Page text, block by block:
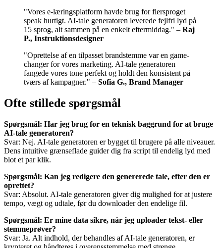
"Vores e-læringsplatform havde brug for flersproget
speak hurtigt. AI-tale generatoren leverede fejlfri lyd på
15 sprog, alt sammen på en enkelt eftermiddag." – Raj
P., Instruktionsdesigner
"Oprettelse af en tilpasset brandstemme var en game-
changer for vores marketing. AI-tale generatoren
fangede vores tone perfekt og holdt den konsistent på
tværs af kampagner." – Sofia G., Brand Manager
Ofte stillede spørgsmål
Spørgsmål: Har jeg brug for en teknisk baggrund for at bruge
AI-tale generatoren?
Svar: Nej. AI-tale generatoren er bygget til brugere på alle niveauer.
Dens intuitive grænseflade guider dig fra script til endelig lyd med
blot et par klik.
Spørgsmål: Kan jeg redigere den genererede tale, efter den er
oprettet?
Svar: Absolut. AI-tale generatoren giver dig mulighed for at justere
tempo, vægt og udtale, før du downloader den endelige fil.
Spørgsmål: Er mine data sikre, når jeg uploader tekst- eller
stemmeprøver?
Svar: Ja. Alt indhold, der behandles af AI-tale generatoren, er